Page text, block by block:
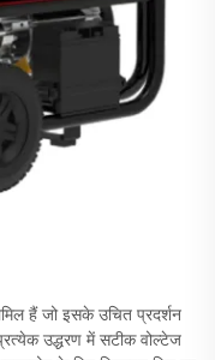
हैं जो इसके उचित प्रदर्शन
उद्धरण में सटीक वोल्टेज